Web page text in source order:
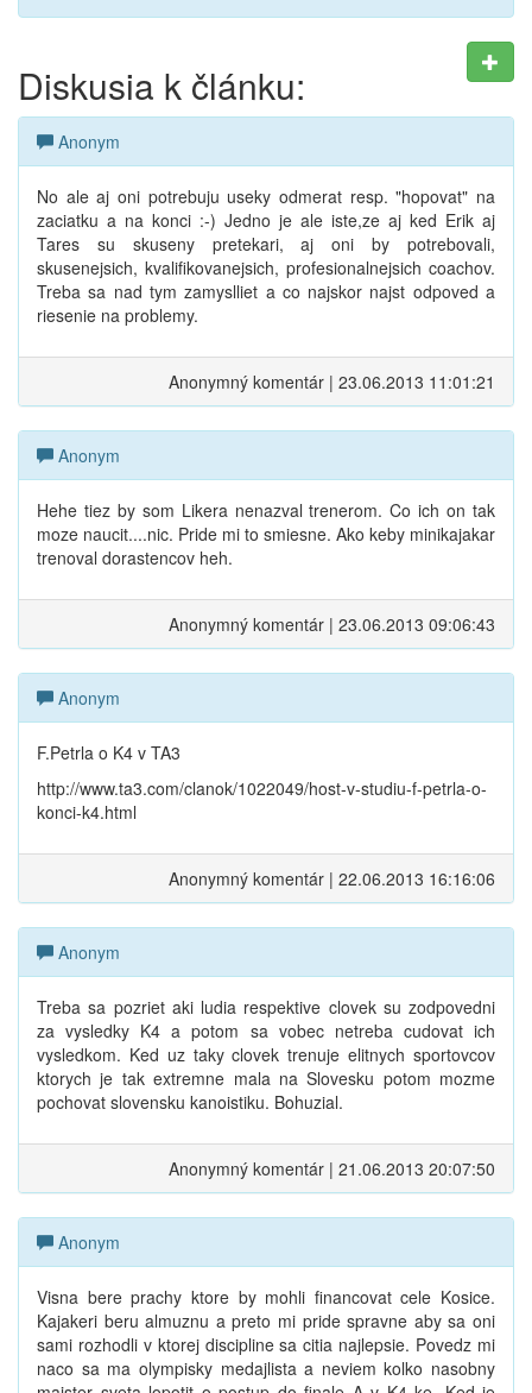
Diskusia k článku:
Anonym
No ale aj oni potrebuju useky odmerat resp. "hopovat" na
zaciatku a na konci :-) Jedno je ale iste,ze aj ked Erik aj
Tares su skuseny pretekari, aj oni by potrebovali,
skusenejsich, kvalifikovanejsich, profesionalnejsich coachov.
Treba sa nad tym zamyslliet a co najskor najst odpoved a
riesenie na problemy.
Anonymný komentár | 23.06.2013 11:01:21
Anonym
Hehe tiez by som Likera nenazval trenerom. Co ich on tak
moze naucit....nic. Pride mi to smiesne. Ako keby minikajakar
trenoval dorastencov heh.
Anonymný komentár | 23.06.2013 09:06:43
Anonym
F.Petrla o K4 v TA3
http://www.ta3.com/clanok/1022049/host-v-studiu-f-petrla-o-
konci-k4.html
Anonymný komentár | 22.06.2013 16:16:06
Anonym
Treba sa pozriet aki ludia respektive clovek su zodpovedni
za vysledky K4 a potom sa vobec netreba cudovat ich
vysledkom. Ked uz taky clovek trenuje elitnych sportovcov
ktorych je tak extremne mala na Slovesku potom mozme
pochovat slovensku kanoistiku. Bohuzial.
Anonymný komentár | 21.06.2013 20:07:50
Anonym
Visna bere prachy ktore by mohli financovat cele Kosice.
Kajakeri beru almuznu a preto mi pride spravne aby sa oni
sami rozhodli v ktorej discipline sa citia najlepsie. Povedz mi
naco sa ma olympisky medajlista a neviem kolko nasobny